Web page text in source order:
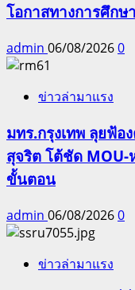
โอกาสทางการศึกษ
admin 06/08/20260
ข่าวล่ามาแรง
มทร.กรุงเทพ ลุยฟ้
สุจริต โต้ชัด
ขั้นตอน
admin 06/08/20260
ข่าวล่ามาแรง